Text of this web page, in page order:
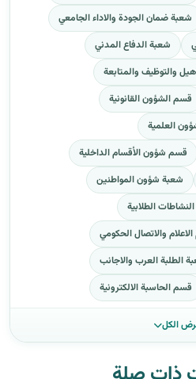
شعبة ضمان الجودة والاداء الجامعي
شعبة الدفاع المدني
والتوظيف والمتابعة
قسم الشؤون القانونية
العلمية
قسم شؤون الأقسام الداخلية
شعبة شؤون المواطنين
الطلابية
والاتصال الحكومي
الطلبة العرب والاجانب
قسم الحاسبة الالكترونية
الكل